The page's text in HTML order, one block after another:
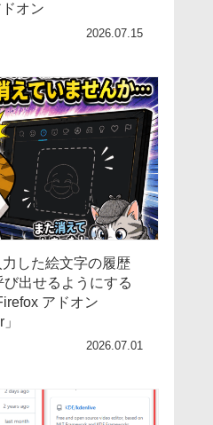
オン
2026.07.15
した絵文字の履歴
出せるようにする
アドオン
2026.07.01